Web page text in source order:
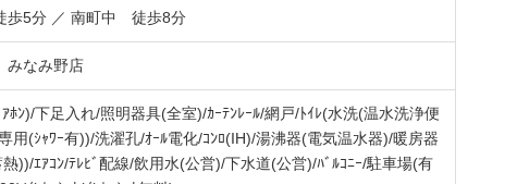
歩5分 ／ 南町中 徒歩8分
なみ野店
ｱﾎﾝ)/下足入れ/照明器具(全室)/ｶｰﾃﾝﾚｰﾙ/網戸/ﾄｲﾚ(水洗(温水洗浄便
用(ｼｬﾜｰ有))/洗濯孔/ｵｰﾙ電化/ｺﾝﾛ(IH)/湯沸器(電気温水器)/暖房器
))/ｴｱｺﾝ/ﾃﾚﾋﾞ配線/飲用水(公営)/下水道(公営)/ﾊﾞﾙｺﾆｰ/駐車場(有